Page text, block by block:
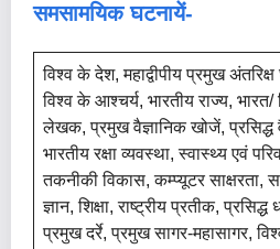
समसामयिक घटनायें-
विश्व के देश, महाद्वीपीय प्रमुख
विश्व के आश्चर्य, भारतीय राज्य,
लेखक, प्रमुख वैज्ञानिक खोजें, प्रसिद्ध
भारतीय रक्षा व्यवस्था, स्वास्थ्य एवं
तकनीकी विकास, कम्प्यूटर साक्षरता,
ज्ञान, शिक्षा, राष्ट्रीय प्रतीक,
प्रमुख दर्रे, प्रमुख सागर-महासागर,